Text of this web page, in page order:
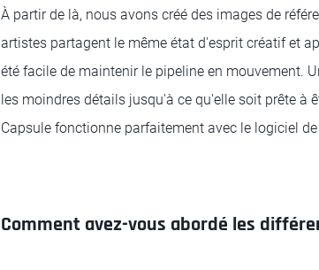
À partir de là, nous avons créé des images de
artistes partagent le même état d'esprit créatif et
été facile de maintenir le pipeline en mouvement.
les moindres détails jusqu'à ce qu'elle soit prête à
Capsule fonctionne parfaitement avec le logiciel
Comment avez-vous abordé les